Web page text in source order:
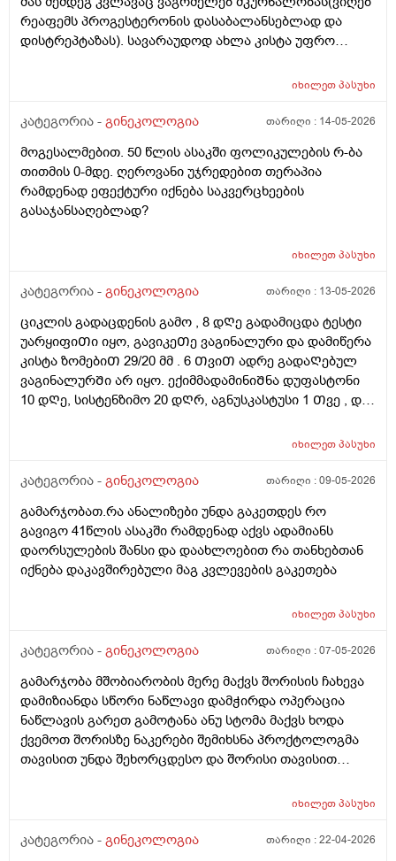
რეაფემს პროგესტერონის დასაბალანსებლად და
დისტრეპტაზას). სავარაუდოდ ახლა კისტა უფრო
ვიზიტი) მსურს აპარატული მასაჟის - ენდოსფერო
კეთდება და ვიბრაციის მეშვეობით აუმჯობესებს
მაინტერესებს, მუცლის არეზე დასაშვებია ეს
პროცედურა?
იხილეთპასუხი
კატეგორია - გინეკოლოგია თარიღი : 14-05-2026
მოგესალმებით. 50 წლის ასაკში ფოლიკულების რ-ბა
თითმის 0-მდე. ღეროვანი უჯრედებით თერაპია
რამდენად ეფექტური იქნება საკვერცხეების
გასაჯანსაღებლად?
იხილეთპასუხი
კატეგორია - გინეკოლოგია თარიღი : 13-05-2026
ციკლის გადაცდენის გამო , 8 დᲦე გადამიცდა ტესტი
უარყიფიᲗი იყო, გავიკეᲗე ვაგინალური და დამიწერა
კისტა ზომებიᲗ 29/20 მმ . 6 ᲗვიᲗ ადრე გადაᲦებულ
ვაგინალურᲨი არ იყო. ექიმმადამინიᲨნა დუფასტონი
10 დᲦე, სისტენზიმო 20 დᲦრ, აგნუსკასტუსი 1 Თვე , და
რამდენადსაყურადᲦებოა და Თუ დაეხმარება ეს
იხილეთპასუხი
კატეგორია - გინეკოლოგია თარიღი :09-05-2026
გამარჯობათ.რა ანალიზები უნდა გაკეთდეს რო
გავიგო 41წლის ასაკში რამდენად აქვს ადამიანს
დაორსულების შანსი და დაახლოებით რა თანხებთან
იქნება დაკავშირებული მაგ კვლევების გაკეთება
იხილეთპასუხი
კატეგორია - გინეკოლოგია თარიღი :07-05-2026
გამარჯობა მშობიარობის მერე მაქვს შორისის ჩახევა
დამიზიანდა სწორი ნაწლავი დამჭირდა ოპერაცია
ნაწლავის გარეთ გამოტანა ანუ სტომა მაქვს ხოდა
ქვემოთ შორისზე ნაკერები შემიხსნა პროქტოლოგმა
თავისით უნდა შეხორცდესო და შორისი თავისით
იხილეთპასუხი
კატეგორია - გინეკოლოგია თარიღი :22-04-2026